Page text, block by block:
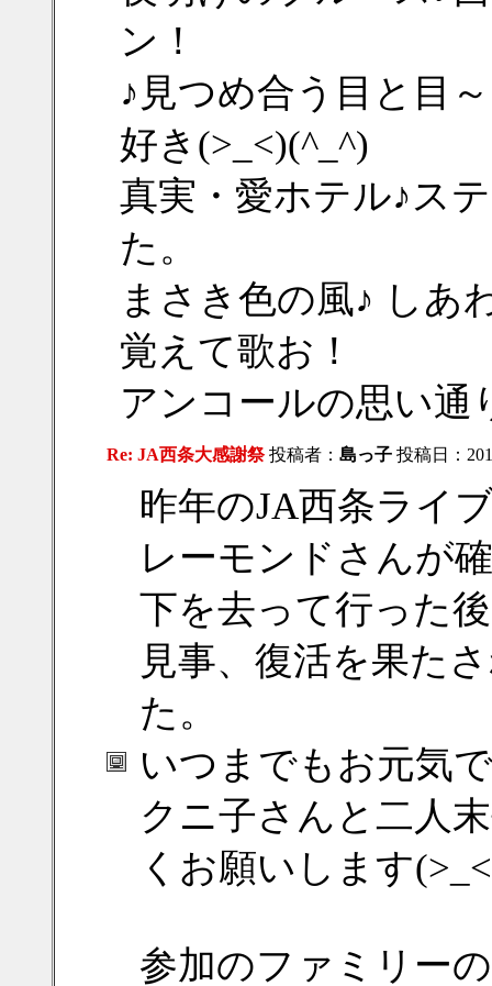
ン！
♪見つめ合う目と目
好き(>_<)(^_^)
真実・愛ホテル♪ス
た。
まさき色の風♪ しあ
覚えて歌お！
アンコールの思い通
Re: JA西条大感謝祭投稿者： 島っ子 投稿日：
昨年のJA西条ライ
レーモンドさんが
下を去って行った
見事、復活を果た
た。
いつまでもお元気
クニ子さんと二人
くお願いします
参加のファミリー